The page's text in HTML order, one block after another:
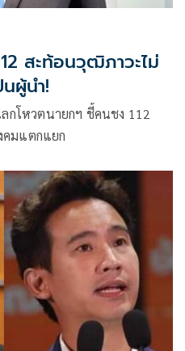
สะท้อนวุฒิภาวะไม่
ผู้นำ!
ายกฯ ชี้คนชง 112
คมแตกแยก